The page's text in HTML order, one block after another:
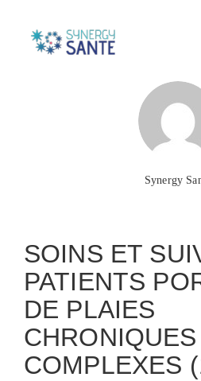
Synergy
SOINS ET
PATIENTS
DE PLAIES
CHRONIQUES
COMPLEXES